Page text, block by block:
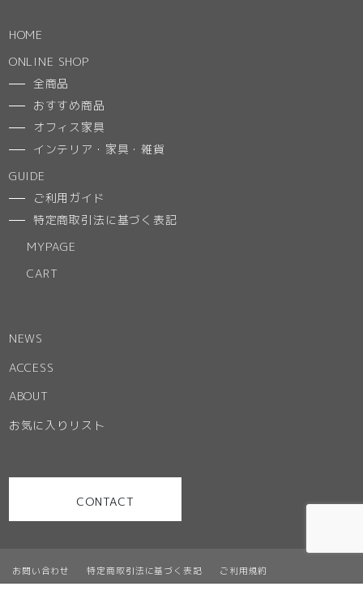
お問い合わせ 特定商取引法に基づく表記 ご利用規約
HOME
ONLINE SHOP
全商品
おすすめ商品
オフィス家具
インテリア・家具・雑貨
GUIDE
ご利用ガイド
特定商取引法に基づく表記
MYPAGE
CART
NEWS
ACCESS
ABOUT
お気に入りリスト
CONTACT